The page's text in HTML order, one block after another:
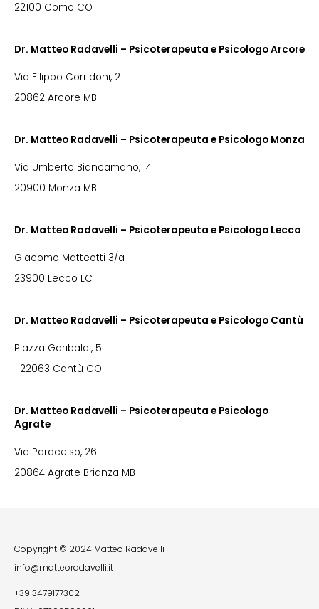
22100 Como CO
Dr. Matteo Radavelli – Psicoterapeuta e Psicologo Arcore
Via Filippo Corridoni, 2
20862 Arcore MB
Dr. Matteo Radavelli – Psicoterapeuta e Psicologo Monza
Via Umberto Biancamano, 14
20900 Monza MB
Dr. Matteo Radavelli – Psicoterapeuta e Psicologo Lecco
Giacomo Matteotti 3/a
23900 Lecco LC
Dr. Matteo Radavelli – Psicoterapeuta e Psicologo Cantù
Piazza Garibaldi, 5
22063 Cantù CO
Dr. Matteo Radavelli – Psicoterapeuta e Psicologo
Agrate
Via Paracelso, 26
20864 Agrate Brianza MB
Copyright © 2024 Matteo Radavelli
info@matteoradavelli.it
+39 3479177302